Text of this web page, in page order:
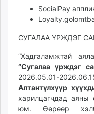
times.mn
tvmongolia.mn
assa.mn
toim.mn
tac.mn
paparazzi.mn
unread.today
SocialPay
СУГАЛАА ҮРЖДЭГ
“Хадгаламжтай
“Сугалаа үрждэг
2026.05.01-
Алтантүлхүүр
харилцагчдад аяны
юм. Өөрөөр